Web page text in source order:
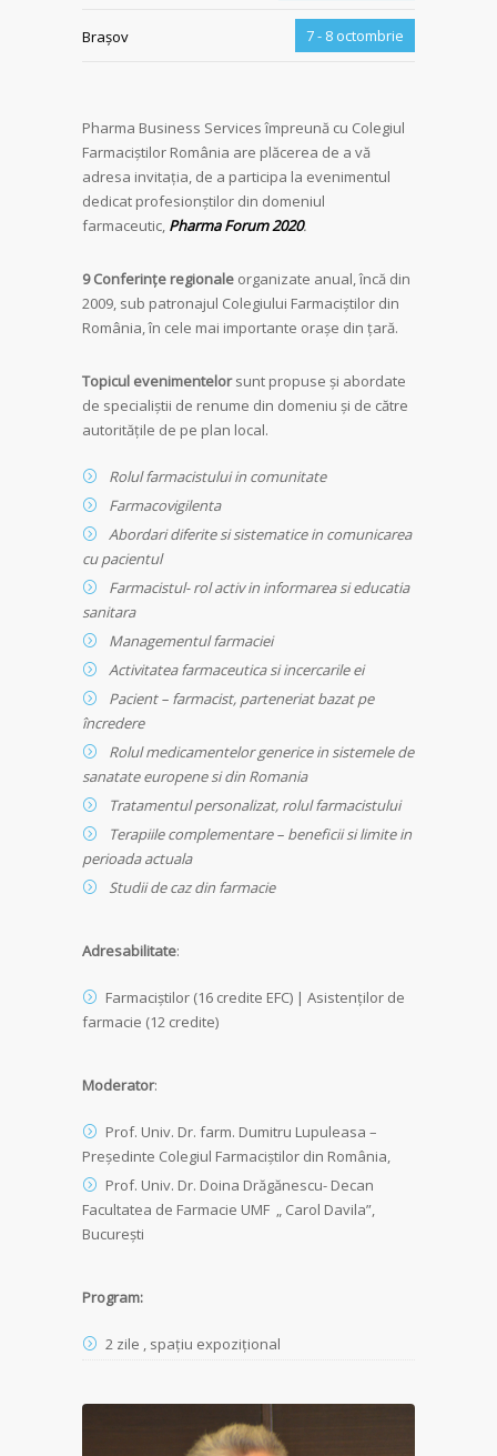
Brașov 7 - 8 octombrie
Pharma Business Services împreună cu Colegiul
Farmaciștilor România are plăcerea de a vă
adresa invitația, de a participa la evenimentul
dedicat profesionștilor din domeniul
farmaceutic, Pharma Forum 2020.
9Conferințe regionale organizate anual, încă din
2009, sub patronajul Colegiului Farmaciștilor din
România, în cele mai importante orașe din țară.
Topicul evenimentelorsunt propuse și abordate
de specialiștii de renume din domeniu și de către
autoritățile de pe plan local.
Rolul farmacistului in comunitate
Farmacovigilenta
Abordari diferite si sistematice in comunicarea
cu pacientul
Farmacistul- rol activ in informarea si educatia
sanitara
Managementul farmaciei
Activitatea farmaceutica si incercarile ei
Pacient – farmacist, parteneriat bazat pe
încredere
Rolul medicamentelor generice in sistemele de
sanatate europene si din Romania
Tratamentul personalizat, rolul farmacistului
Terapiile complementare – beneficii si limite in
perioada actuala
Studii de caz din farmacie
Adresabilitate:
Farmaciștilor (16 credite EFC) | Asistenţilor de
farmacie (12 credite)
Moderator:
Prof. Univ. Dr. farm. Dumitru Lupuleasa –
Președinte Colegiul Farmaciștilor din România,
Prof. Univ. Dr. Doina Drăgănescu- Decan
Facultatea de Farmacie UMF „ Carol Davila”,
București
Program:
2 zile , spațiu expozițional